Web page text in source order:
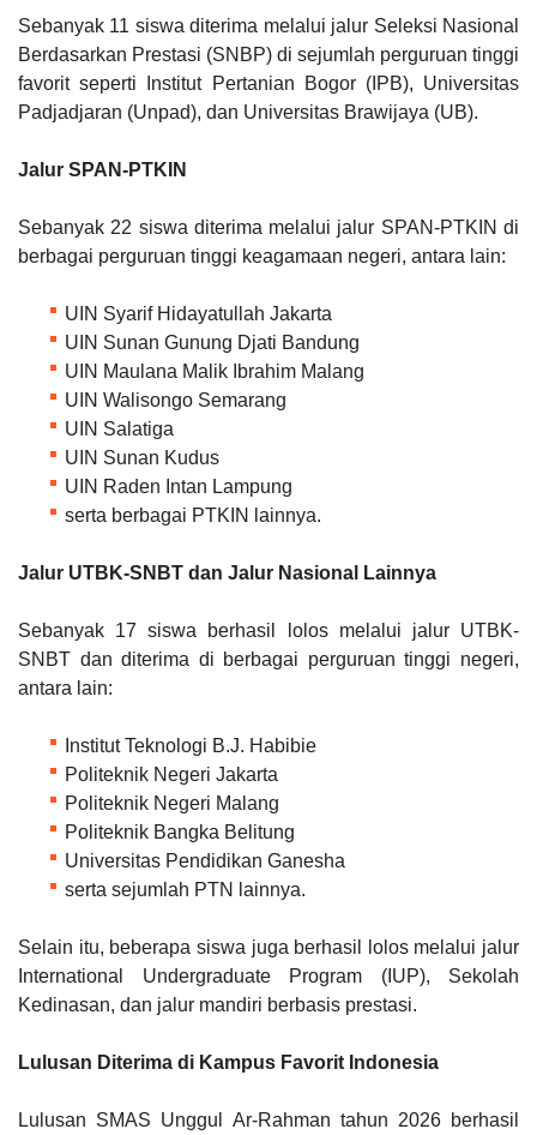
Sebanyak 11 siswa diterima melalui jalur Seleksi Nasional
Berdasarkan Prestasi (SNBP) di sejumlah perguruan tinggi
favorit seperti Institut Pertanian Bogor (IPB), Universitas
Padjadjaran (Unpad), dan Universitas Brawijaya (UB).
Jalur SPAN-PTKIN
Sebanyak 22 siswa diterima melalui jalur SPAN-PTKIN di
berbagai perguruan tinggi keagamaan negeri, antara lain:
UIN Syarif Hidayatullah Jakarta
UIN Sunan Gunung Djati Bandung
UIN Maulana Malik Ibrahim Malang
UIN Walisongo Semarang
UIN Salatiga
UIN Sunan Kudus
UIN Raden Intan Lampung
serta berbagai PTKIN lainnya.
Jalur UTBK-SNBT dan Jalur Nasional Lainnya
Sebanyak 17 siswa berhasil lolos melalui jalur UTBK-
SNBT dan diterima di berbagai perguruan tinggi negeri,
antara lain:
Institut Teknologi B.J. Habibie
Politeknik Negeri Jakarta
Politeknik Negeri Malang
Politeknik Bangka Belitung
Universitas Pendidikan Ganesha
serta sejumlah PTN lainnya.
Selain itu, beberapa siswa juga berhasil lolos melalui jalur
International Undergraduate Program (IUP), Sekolah
Kedinasan, dan jalur mandiri berbasis prestasi.
Lulusan Diterima di Kampus Favorit Indonesia
Lulusan SMAS Unggul Ar-Rahman tahun 2026 berhasil